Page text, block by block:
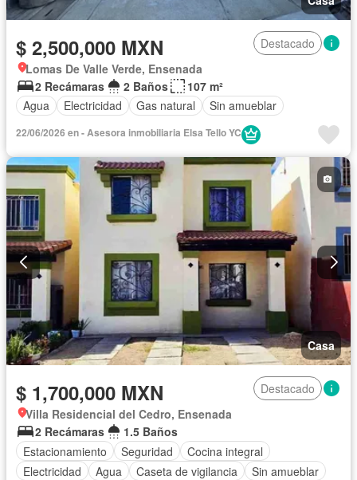
$ 2,500,000 MXN
Destacado
Lomas De Valle Verde, Ensenada
2 Recámaras
2 Baños
107 m²
Agua
Electricidad Gas natural Sin amueblar
22/06/2026 en - Asesora inmobiliaria Elsa Tello YC
Casa
$ 1,700,000 MXN
Destacado
Villa Residencial del Cedro, Ensenada
2 Recámaras
1.5 Baños
Estacionamiento
Seguridad
Cocina integral
Electricidad
Agua Caseta de vigilancia Sin amueblar